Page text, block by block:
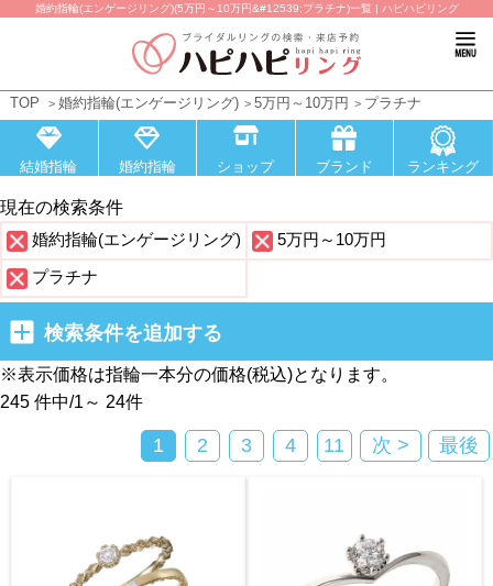
婚約指輪(エンゲージリング)(5万円～10万円&#12539;プラチナ)一覧 | ハピハピリング
TOP 婚約指輪(エンゲージリング) 5万円～10万円 プラチナ
結婚指輪 婚約指輪 ショップ ブランド ランキング
現在の検索条件
婚約指輪(エンゲージリング) 5万円～10万円
プラチナ
検索条件を追加する
※表示価格は指輪一本分の価格(税込)となります。
245 件中/1～ 24件
1 2 3 4 11 次 > 最後